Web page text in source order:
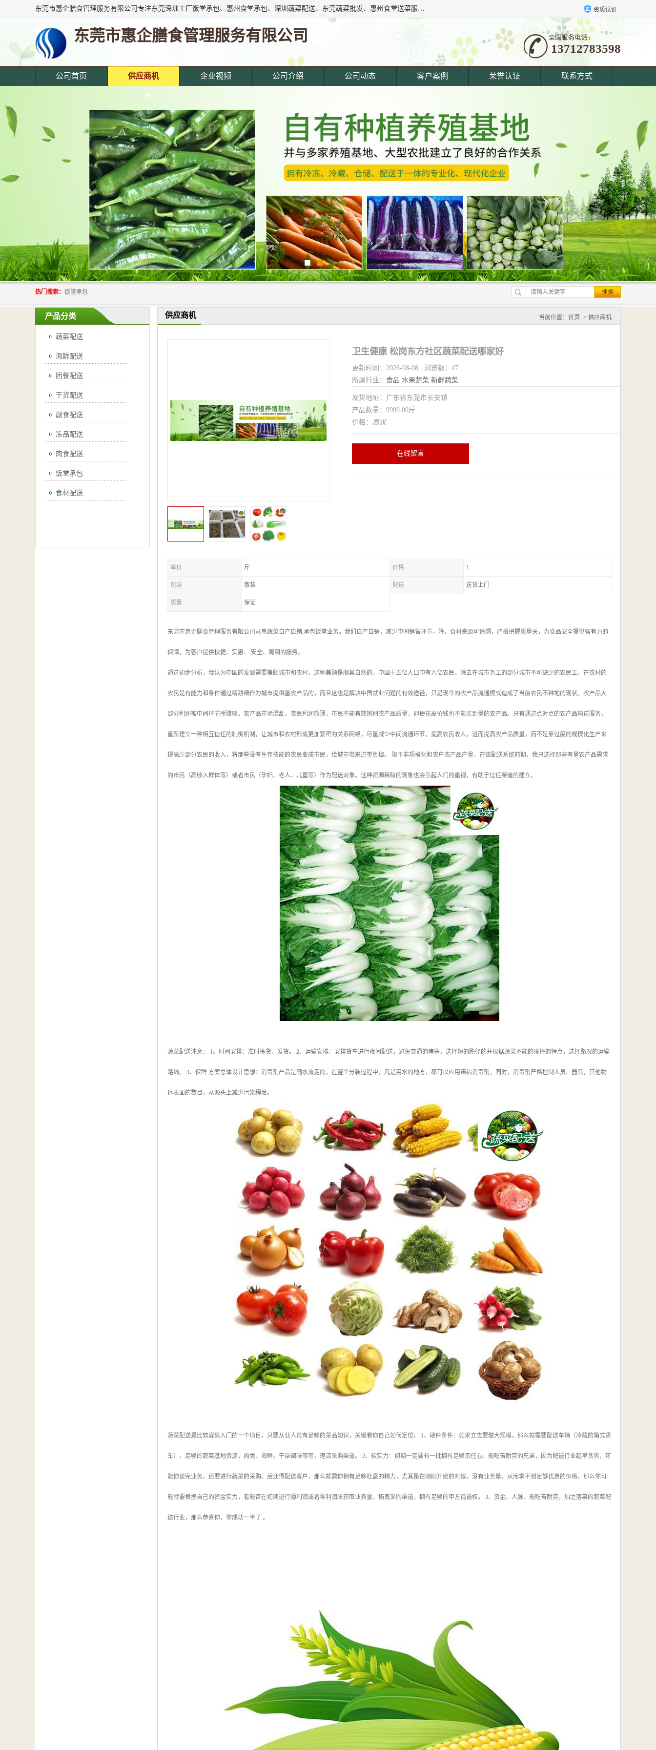
东莞市惠企膳食管理服务有限公司专注东莞深圳工厂饭堂承包、惠州食堂承包、深圳蔬菜配送、东莞蔬菜批发、惠州食堂送菜服务等综合性膳食服务公司。经营范围覆盖东城寮,主营产品: 东莞蔬菜配送公司,深圳饭堂承包公司,惠州饭堂承包公司,东莞饭堂承包公司,深圳蔬菜配送公司,厚街蔬菜配送公司,东莞食堂承包公司,东莞食材. 资质认证
东莞市惠企膳食管理服务有限公司
13712783598
公司首页 供应商机 企业视频 公司介绍 公司动态 客户案例 荣誉认证 联系方式
热门搜索： 饭堂承包
产品分类
蔬菜配送
海鲜配送
团餐配送
干货配送
副食配送
冻品配送
肉食配送
饭堂承包
食材配送
供应商机 当前位置： 首页 -> 供应商机
卫生健康 松岗东方社区蔬菜配送哪家好
更新时间：2026-08-08 浏览数：47
所属行业： 食品 水果蔬菜 新鲜蔬菜
发货地址：广东省东莞市长安镇
产品数量：9999.00斤
价格： 面议
在线留言
单位 斤 价格 1
包装 散装 配送 送货上门
质量 保证
东莞市惠企膳食管理服务有限公司从事蔬菜自产自销,承包饭堂业务。我们自产自销，减少中间销售环节，降。食材来源可追溯，严格把握质量关，为食品安全提供强有力的
保障，为客户提供快捷、实惠、 安全、周到的服务。
通过初步分析，我认为中国的发展需要兼顾城市和农村，这种兼顾是顺其自然的，中国十五亿人口中有九亿农民，除去在城市务工的部分城市不可缺少的农民工，在农村的
农民是有能力和条件通过精耕细作为城市提供量农产品的，而且这也是解决中国就业问题的有效途径，只是现今的农产品流通模式造成了当前农民不种地的现状。农产品大
部分利润被中间环节所赚取，农产品市场混乱，农民利润微薄，市民不能有效辨别农产品质量，即使花高价钱也不能买到量的农产品。只有通过点对点的农产品输送服务，
重新建立一种相互信任的制衡机制，让城市和农村形成更加紧密的关系网络，尽量减少中间流通环节，提高农民收入，进而提高农产品质量，而不是靠过度的规模化生产来
提高少部分农民的收入，将那些没有生存技能的农民变成市民，给城市带来过重负担。 限于非规模化和农户农产品产量，在该配送系统前期，我只选择那些有量农产品需求
的市民（高收入群体等）或者市民（孕妇、老人、儿童等）作为配送对象。这种资源稀缺的现象也会引起人们的重视，有助于信任渠道的建立。
蔬菜配送注意： 1、时间安排：准时拣货、发货。 2、运输安排：安排货车进行夜间配送，避免交通的堵塞，选择短的路径的并根据蔬菜不能的碰撞的特点，选择路况的运输
路线。 3、保鲜 方案总体设计思想：消毒剂产品是随水流走的，在整个分装过程中，凡是用水的地方，都可以应用诺福消毒剂，同时，消毒剂严格控制人员、器具，其他物
体表面的数目，从源头上减少污染程度。
蔬菜配送是比较容易入门的一个项目，只要从业人员有足够的菜品知识，关键看你自己如何定位。 1、硬件条件：如果立志要做大规模，那么就需要配送车辆（冷藏的箱式货
车），足够的蔬菜基地资源，肉类、海鲜、干杂调味等等，理清采购渠道。 2、软实力：初期一定要有一批拥有足够责任心、能吃苦耐劳的兄弟，因为配送行业起早贪黑，可
能你谈完业务，还要进行蔬菜的采购、后还得配送客户，那么就需你拥有足够旺盛的精力，尤其是在刚刚开始的时候，没有业务量，从而拿不到足够优惠的价格，那么你可
能就要根据自己的资金实力，看能否在初期进行薄利润或者零利润来获取业务量，拓宽采购渠道，拥有足够的甲方话语权。 3、资金、人脉、能吃苦耐劳，加之落幕的蔬菜配
送行业，那么恭喜你，你成功一半了 。